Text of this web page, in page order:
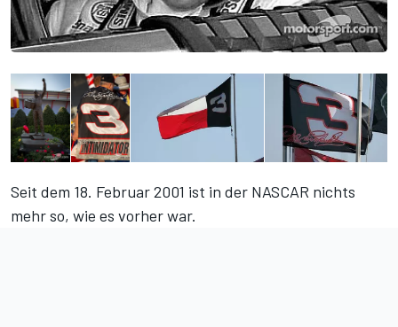
Seit dem 18. Februar 2001 ist in der NASCAR nichts
mehr so, wie es vorher war.